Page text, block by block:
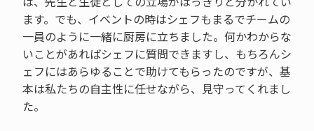
ます。でも、イベントの時はシェフもまるでチームの
一員のように一緒に厨房に立ちました。何かわからな
いことがあればシェフに質問できますし、もちろんシ
ェフにはあらゆることで助けてもらったのですが、基
本は私たちの自主性に任せながら、見守ってくれまし
た。